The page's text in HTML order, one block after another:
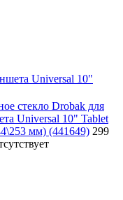
Universal 10"
стекло Drobak для
Universal 10" Tablet
мм) (441649) 299